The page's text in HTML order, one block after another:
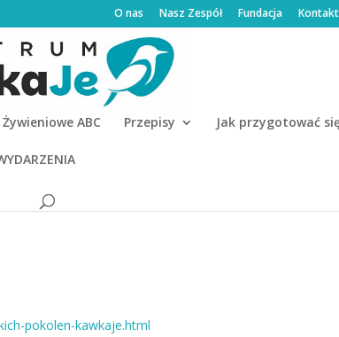
O nas Nasz Zespół Fundacja Kontakt
Żywieniowe ABC Przepisy Jak przygotować
pokolen-kawkaje.html